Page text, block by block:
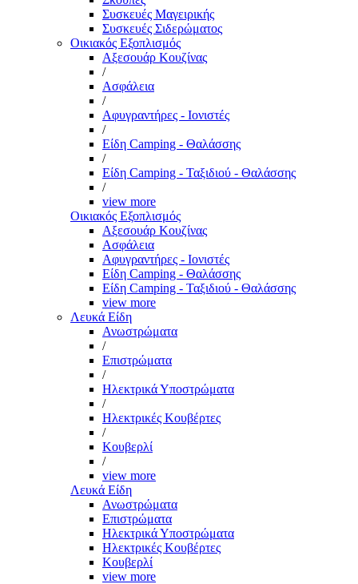
Συσκευές Μαγειρικής
Συσκευές Σιδερώματος
Οικιακός Εξοπλισμός
Αξεσουάρ Κουζίνας
/
Ασφάλεια
/
Αφυγραντήρες - Ιονιστές
/
Είδη Camping - Θαλάσσης
/
Είδη Camping - Ταξιδιού - Θαλάσσης
/
view more
Οικιακός Εξοπλισμός
Αξεσουάρ Κουζίνας
Ασφάλεια
Αφυγραντήρες - Ιονιστές
Είδη Camping - Θαλάσσης
Είδη Camping - Ταξιδιού - Θαλάσσης
view more
Λευκά Είδη
Ανωστρώματα
/
Επιστρώματα
/
Ηλεκτρικά Υποστρώματα
/
Ηλεκτρικές Κουβέρτες
/
Κουβερλί
/
view more
Λευκά Είδη
Ανωστρώματα
Επιστρώματα
Ηλεκτρικά Υποστρώματα
Ηλεκτρικές Κουβέρτες
Κουβερλί
view more